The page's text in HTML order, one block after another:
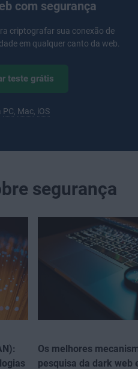
com segurança
criptografar sua conexão de
em qualquer canto da web.
teste grátis
PC Mac iOS
segurança
Os melhores
pesquisa da dark web